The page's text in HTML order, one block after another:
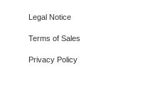
Legal Notice
Terms of Sales
Privacy Policy